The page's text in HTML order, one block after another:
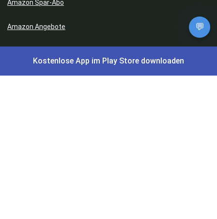
Amazon Spar-Abo
Amazon Angebote 💬
Kostenlose App im Play Store downloaden